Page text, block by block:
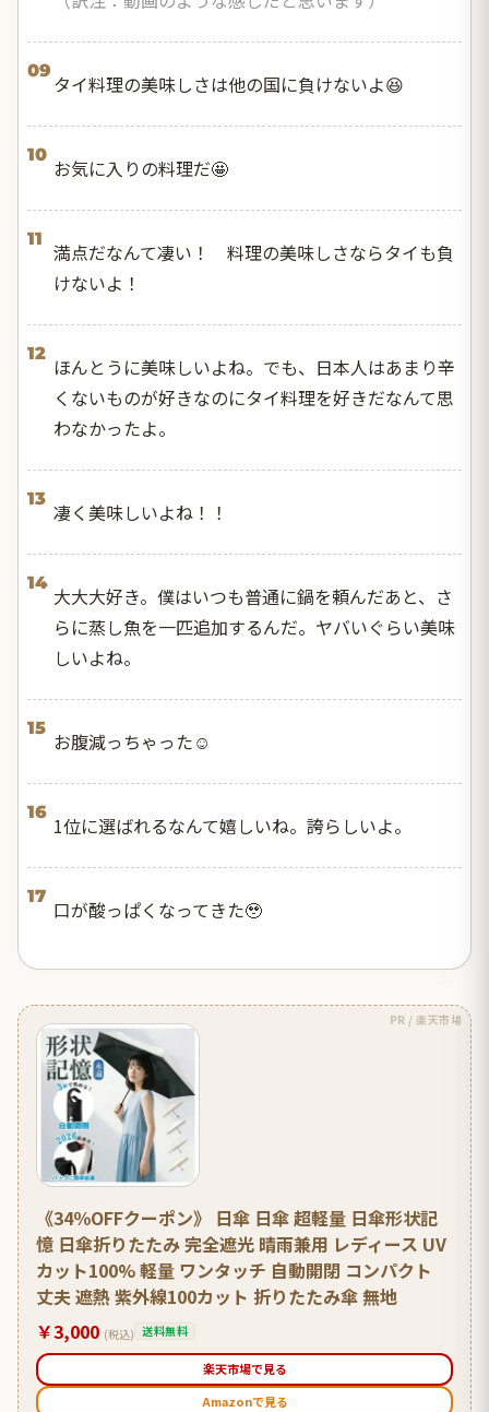
09
タイ料理の美味しさは他の国に負けないよ😆
10
お気に入りの料理だ🤩
11
満点だなんて凄い！ 料理の美味しさならタイも負
けないよ！
12
ほんとうに美味しいよね。でも、日本人はあまり辛
くないものが好きなのにタイ料理を好きだなんて思
わなかったよ。
13
凄く美味しいよね！！
14
大大大好き。僕はいつも普通に鍋を頼んだあと、さ
らに蒸し魚を一匹追加するんだ。ヤバいぐらい美味
しいよね。
15
お腹減っちゃった☺️
16
1位に選ばれるなんて嬉しいね。誇らしいよ。
17
口が酸っぱくなってきた🥹
PR / 楽天市場
《34％OFFクーポン》 日傘 日傘 超軽量 日傘形状記
憶 日傘折りたたみ 完全遮光 晴雨兼用 レディース UV
カット100% 軽量 ワンタッチ 自動開閉 コンパクト
丈夫 遮熱 紫外線100カット 折りたたみ傘 無地
￥3,000 (税込) 送料無料
楽天市場で見る
Amazonで見る